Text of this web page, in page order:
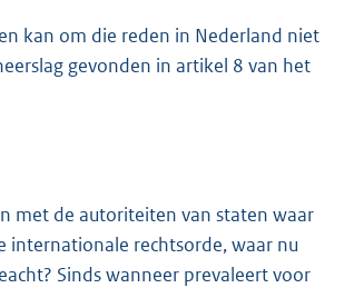
kan om die reden in Nederland niet
gevonden in artikel 8 van het
met de autoriteiten van staten waar
internationale rechtsorde, waar nu
Sinds wanneer prevaleert voor